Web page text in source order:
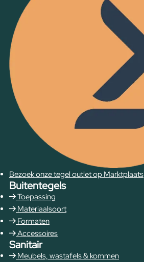
Bezoek onze tegel outlet op Marktplaats
Buitentegels
Toepassing
Materiaalsoort
Formaten
Accessoires
Sanitair
Meubels, wastafels & kommen